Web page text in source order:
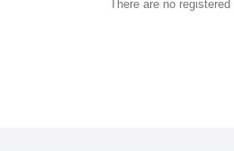
There are no